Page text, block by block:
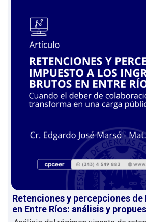
Retenciones y percepciones
en Entre Ríos: análisis y